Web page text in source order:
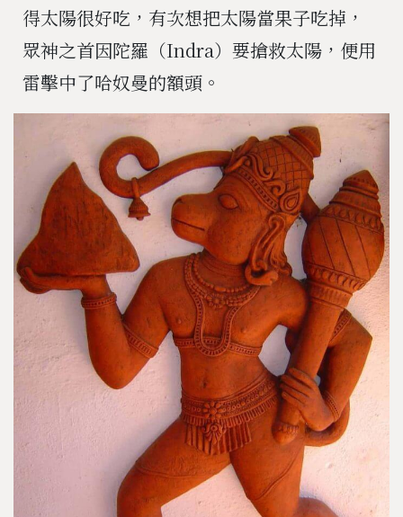
得太陽很好吃，有次想把太陽當果子吃掉，
眾神之首因陀羅（Indra）要搶救太陽，便用
雷擊中了哈奴曼的額頭。